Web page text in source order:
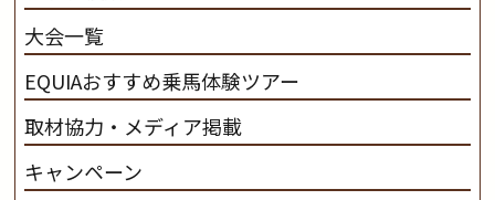
産･育成･調教を一貫して行います。カナディアンキャ
ンプ乗馬クラブ九州のツアー情報はこちら
大会一覧
EQUIAおすすめ乗馬体験ツアー
取材協力・メディア掲載
キャンペーン